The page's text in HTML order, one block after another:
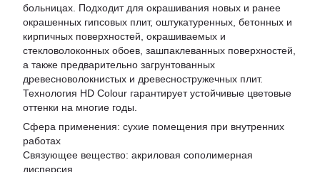
больницах. Подходит для окрашивания новых и ранее
окрашенных гипсовых плит, оштукатуренных, бетонных и
кирпичных поверхностей, окрашиваемых и
стекловолоконных обоев, зашпаклеванных поверхностей,
а также предварительно загрунтованных
древесноволокнистых и древесностружечных плит.
Технология HD Colour гарантирует устойчивые цветовые
оттенки на многие годы.
Сфера применения: сухие помещения при внутренних
работах
Связующее вещество: акриловая сополимерная
дисперсия